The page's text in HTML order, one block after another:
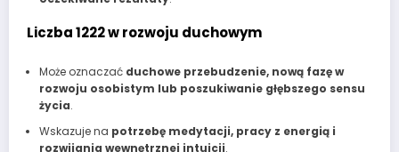
Liczba 1222 w rozwoju duchowym
Może oznaczać duchowe przebudzenie, nową fazę w
rozwoju osobistym lub poszukiwanie głębszego sensu
życia.
Wskazuje na potrzebę medytacji, pracy z energią i
rozwijania wewnętrznej intuicji.